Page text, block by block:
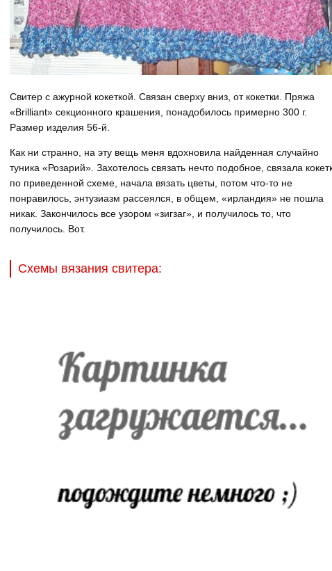
Свитер с ажурной кокеткой. Связан сверху вниз, от кокетки. Пряжа
«Brilliant» секционного крашения, понадобилось примерно 300 г.
Размер изделия 56-й.
Как ни странно, на эту вещь меня вдохновила найденная случайно
туника «Розарий». Захотелось связать нечто подобное, связала
по приведенной схеме, начала вязать цветы, потом что-то не
понравилось, энтузиазм рассеялся, в общем, «ирландия» не пошла
никак. Закончилось все узором «зигзаг», и получилось то, что
получилось. Вот.
Схемы вязания свитера: